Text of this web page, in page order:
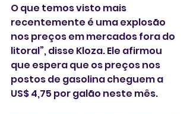
O que temos visto mais
recentemente é uma explosão
nos preços em mercados fora do
litoral”, disse Kloza. Ele afirmou
que espera que os preços nos
postos de gasolina cheguem a
US$ 4,75 por galão neste mês.